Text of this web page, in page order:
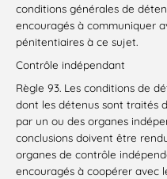
conditions générales de
encouragés à communiquer
pénitentiaires à ce sujet.
Contrôle indépendant
Règle 93. Les conditions de
dont les détenus sont traités
par un ou des organes
conclusions doivent être
organes de contrôle
encouragés à coopérer avec